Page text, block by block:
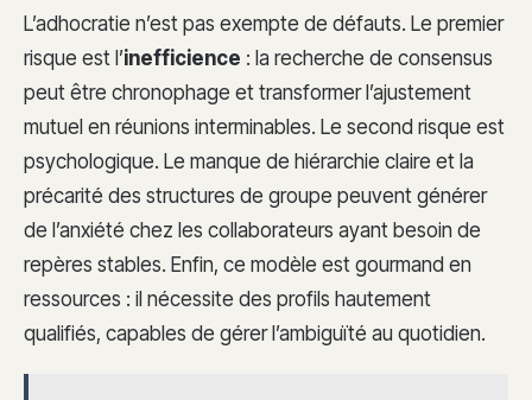
L’adhocratie n’est pas exempte de défauts. Le premier
risque est l’inefficience : la recherche de consensus
peut être chronophage et transformer l’ajustement
mutuel en réunions interminables. Le second risque est
psychologique. Le manque de hiérarchie claire et la
précarité des structures de groupe peuvent générer
de l’anxiété chez les collaborateurs ayant besoin de
repères stables. Enfin, ce modèle est gourmand en
ressources : il nécessite des profils hautement
qualifiés, capables de gérer l’ambiguïté au quotidien.